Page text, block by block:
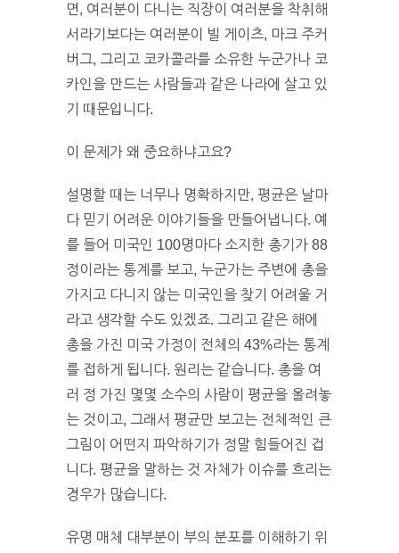
면, 여러분이 다니는 직장이 여러분을 착취해
서라기보다는 여러분이 빌 게이츠, 마크 주커
버그, 그리고 코카콜라를 소유한 누군가나 코
카인을 만드는 사람들과 같은 나라에 살고 있
기 때문입니다.
이 문제가 왜 중요하냐고요?
설명할 때는 너무나 명확하지만, 평균은 날마
다 믿기 어려운 이야기들을 만들어냅니다. 예
를 들어 미국인 100명마다 소지한 총기가 88
정이라는 통계를 보고, 누군가는 주변에 총을
가지고 다니지 않는 미국인을 찾기 어려울 거
라고 생각할 수도 있겠죠. 그리고 같은 해에
총을 가진 미국 가정이 전체의 43%라는 통계
를 접하게 됩니다. 원리는 같습니다. 총을 여
러 정 가진 몇몇 소수의 사람이 평균을 올려놓
는 것이고, 그래서 평균만 보고는 전체적인 큰
그림이 어떤지 파악하기가 정말 힘들어진 겁
니다. 평균을 말하는 것 자체가 이슈를 흐리는
경우가 많습니다.
유명 매체 대부분이 부의 분포를 이해하기 위